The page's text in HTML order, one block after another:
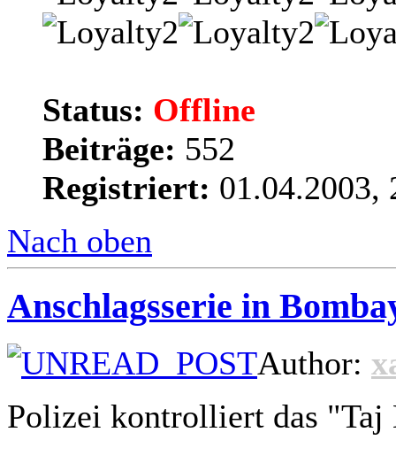
Status: Offline
Beiträge: 552
Registriert: 01.04.2003,
Nach oben
Anschlagsserie in
Author:
Polizei kontrolliert das "Taj